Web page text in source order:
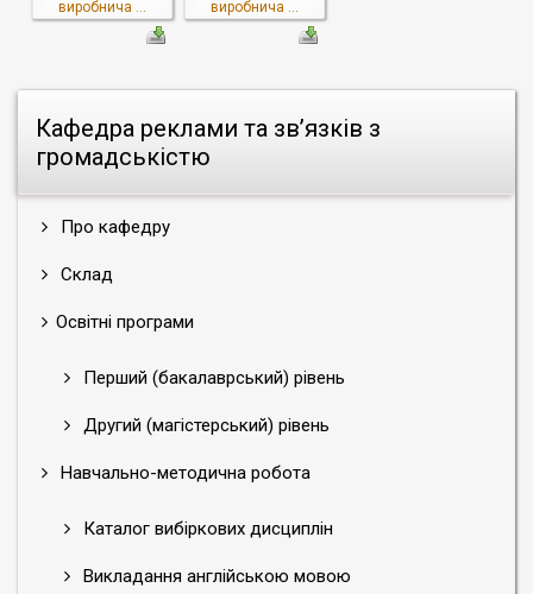
Кафедра реклами та зв’язків з
громадськістю
Про кафедру
Склад
Освітні програми
Перший (бакалаврський) рівень
Другий (магістерський) рівень
Навчально-методична робота
Каталог вибіркових дисциплін
Викладання англійською мовою
виробнича ... виробнича ...